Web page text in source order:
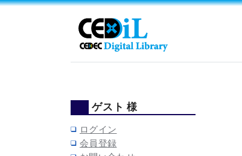
ゲスト 様
ログイン
会員登録